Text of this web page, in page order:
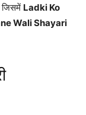
जिसमें Ladki Ko
Wali Shayari